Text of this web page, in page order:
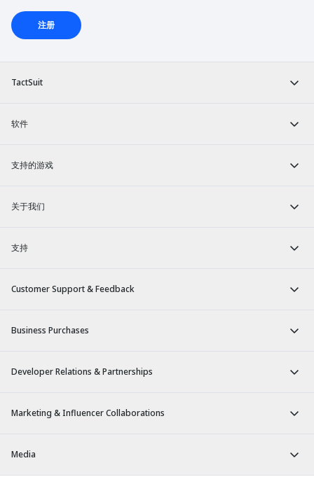
TactSuit
软件
支持的游戏
关于我们
支持
Customer Support & Feedback
Business Purchases
Developer Relations & Partnerships
Marketing & Influencer Collaborations
Media
注册